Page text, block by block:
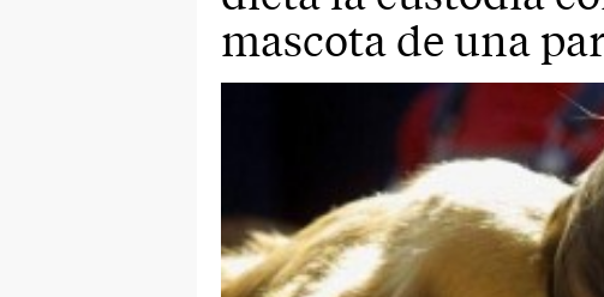
mascota de una